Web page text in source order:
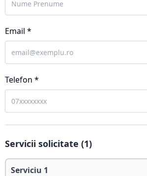
Email *
Telefon *
Servicii solicitate (1)
Serviciu 1